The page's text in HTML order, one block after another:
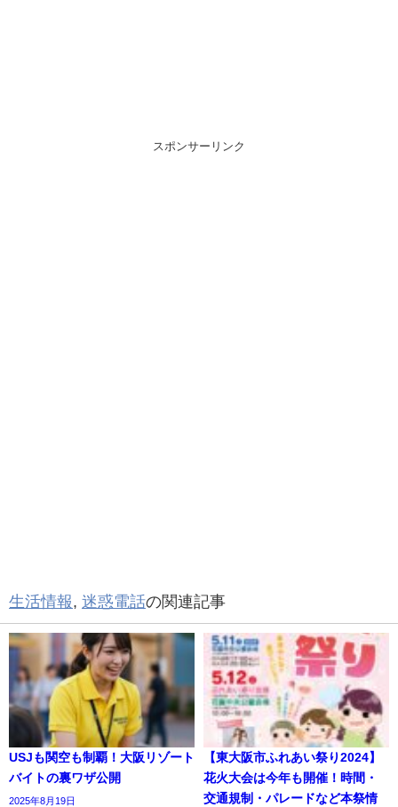
スポンサーリンク
生活情報 迷惑電話の関連記事
USJも関空も制覇！大阪リゾート
バイトの裏ワザ公開
2025年8月19日
【東大阪市ふれあい祭り2024】
花火大会は今年も開催！時間・
交通規制・パレードなど本祭情